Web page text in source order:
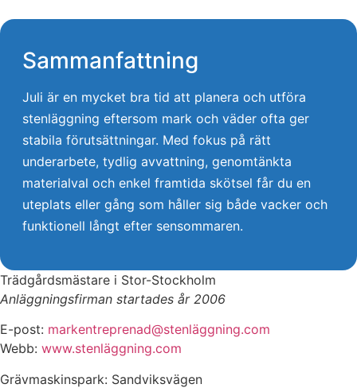
Sammanfattning
Juli är en mycket bra tid att planera och utföra
stenläggning eftersom mark och väder ofta ger
stabila förutsättningar. Med fokus på rätt
underarbete, tydlig avvattning, genomtänkta
materialval och enkel framtida skötsel får du en
uteplats eller gång som håller sig både vacker och
funktionell långt efter sensommaren.
Trädgårdsmästare i Stor-Stockholm
Anläggningsfirman startades år 2006
E-post: markentreprenad@stenläggning.com
Webb: www.stenläggning.com
Grävmaskinspark: Sandviksvägen